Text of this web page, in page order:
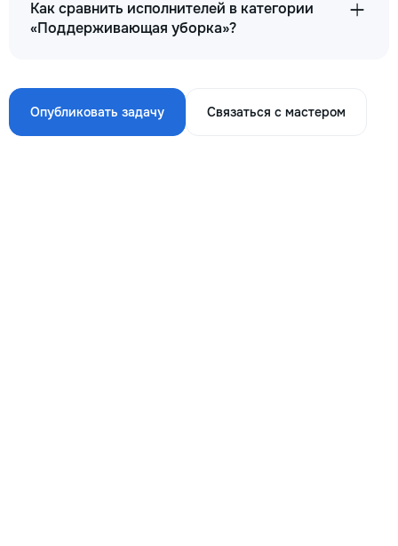
Как сравнить исполнителей в категории
«Поддерживающая уборка»?
Опубликовать задачу Связаться с мастером